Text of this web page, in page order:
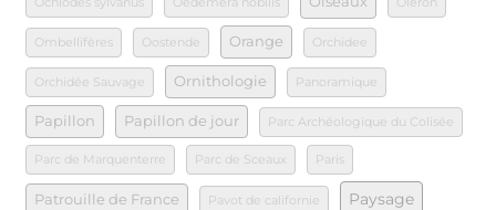
Ombellifères Oostende Orange Orchidee
Orchidée Sauvage Ornithologie Panoramique
Papillon Papillon de jour Parc Archéologique du Colisée
Parc de Marquenterre Parc de Sceaux Paris
Patrouille de France Pavot de californie Paysage